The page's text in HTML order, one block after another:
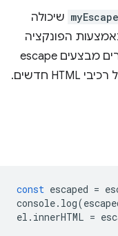
שיכולה
הפונקציה
שלה. הכללים המוגדרים מבצעים escape
const escaped =
console.log(
el.innerHTML =